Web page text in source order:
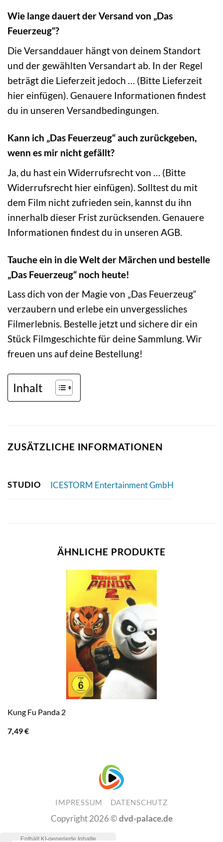
Wie lange dauert der Versand von „Das
Feuerzeug“?
Die Versanddauer hängt von deinem Standort
und der gewählten Versandart ab. In der Regel
beträgt die Lieferzeit jedoch … (Bitte Lieferzeit
hier einfügen). Genauere Informationen findest
du in unseren Versandbedingungen.
Kann ich „Das Feuerzeug“ auch zurückgeben,
wenn es mir nicht gefällt?
Ja, du hast ein Widerrufsrecht von … (Bitte
Widerrufsrecht hier einfügen). Solltest du mit
dem Film nicht zufrieden sein, kannst du ihn
innerhalb dieser Frist zurücksenden. Genauere
Informationen findest du in unseren AGB.
Tauche ein in die Welt der Märchen und bestelle
„Das Feuerzeug“ noch heute!
Lass dich von der Magie von „Das Feuerzeug“
verzaubern und erlebe ein unvergessliches
Filmerlebnis. Bestelle jetzt und sichere dir ein
Stück Filmgeschichte für deine Sammlung. Wir
freuen uns auf deine Bestellung!
Inhalt
ZUSÄTZLICHE INFORMATIONEN
STUDIO ICESTORM Entertainment GmbH
ÄHNLICHE PRODUKTE
Kung Fu Panda 2
7,49€
IMPRESSUM DATENSCHUTZ
Copyright 2026 ©dvd-palace.de